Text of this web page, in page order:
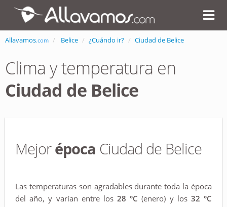
Allavamos.com Belice ¿Cuándo ir? Ciudad de Belice
Clima y temperatura en
Ciudad de Belice
Mejorépoca Ciudad de Belice
Las temperaturas son agradables durante toda la época
del año, y varían entre los 28 °C (enero) y los 32 °C